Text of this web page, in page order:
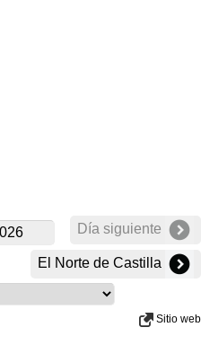
Día siguiente
El Norte de Castilla
Sitio web